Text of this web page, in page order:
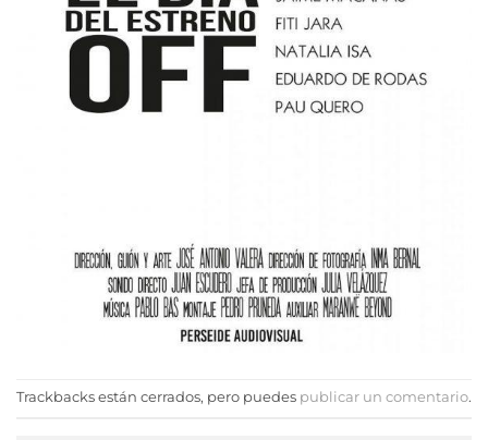
Trackbacks están cerrados, pero puedes publicar un comentario.